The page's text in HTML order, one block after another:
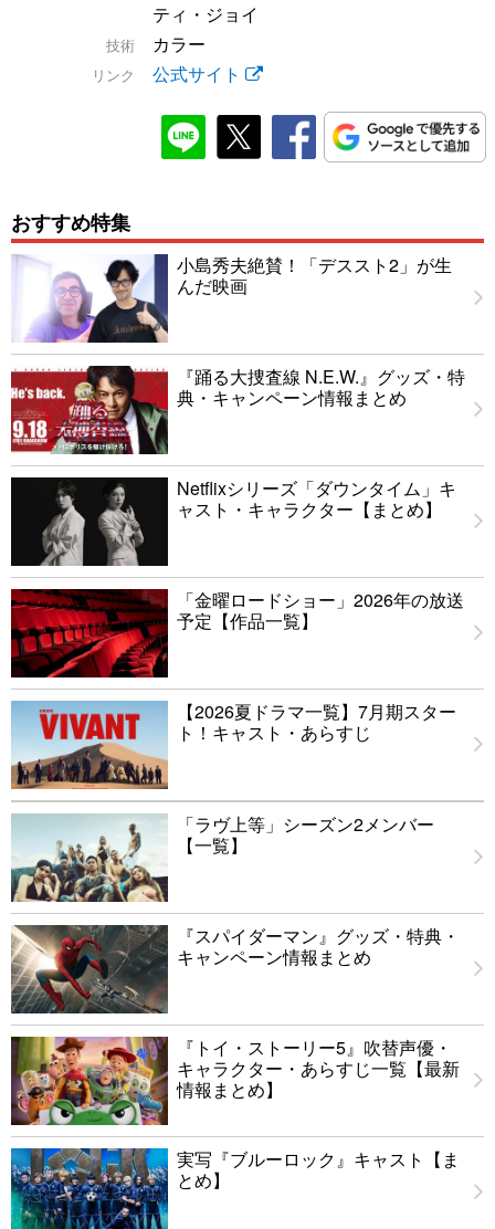
ティ・ジョイ
技術 カラー
リンク 公式サイト
おすすめ特集
小島秀夫絶賛！「デススト2」が生
んだ映画
『踊る大捜査線 N.E.W.』グッズ・特
典・キャンペーン情報まとめ
Netflixシリーズ「ダウンタイム」キ
ャスト・キャラクター【まとめ】
「金曜ロードショー」2026年の放送
予定【作品一覧】
【2026夏ドラマ一覧】7月期スター
ト！キャスト・あらすじ
「ラヴ上等」シーズン2メンバー
【一覧】
『スパイダーマン』グッズ・特典・
キャンペーン情報まとめ
『トイ・ストーリー5』吹替声優・
キャラクター・あらすじ一覧【最新
情報まとめ】
実写『ブルーロック』キャスト【ま
とめ】